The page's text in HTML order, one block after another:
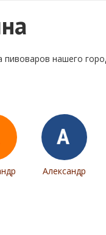
пивоваров нашего
Александр